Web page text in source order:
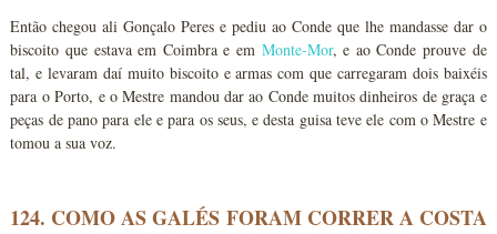
Então chegou ali Gonçalo Peres e pediu ao Conde que lhe mandasse dar o
biscoito que estava em Coimbra e em Monte-Mor, e ao Conde prouve de
tal, e levaram daí muito biscoito e armas com que carregaram dois baixéis
para o Porto, e o Mestre mandou dar ao Conde muitos dinheiros de graça e
peças de pano para ele e para os seus, e desta guisa teve ele com o Mestre e
tomou a sua voz.
124. COMO AS GALÉS FORAM CORRER A COSTA